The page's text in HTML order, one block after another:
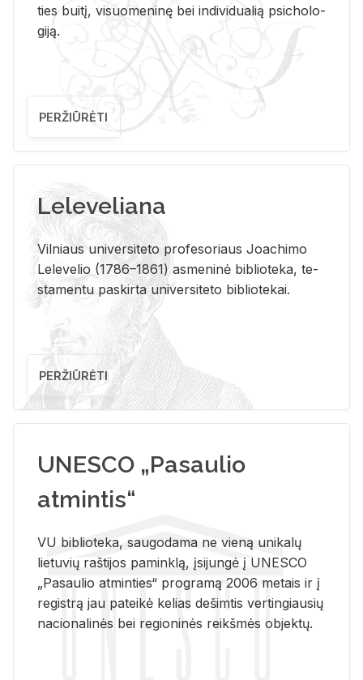
ties bui­tį, vi­suo­me­ni­nę bei in­di­vi­dua­lią psi­cho­lo­
gi­ją.
PERŽIŪRĖTI
Leleveliana
Vil­niaus uni­ver­si­te­to pro­fe­so­riaus Jo­a­chi­mo
Le­le­ve­lio (1786–1861) as­me­ni­nė bi­b­lio­te­ka, te­
sta­men­tu pa­skir­ta uni­ver­si­te­to bi­b­lio­te­kai.
PERŽIŪRĖTI
UNESCO „Pasaulio
atmintis“
VU biblioteka, saugodama ne vieną unikalų
lietuvių raštijos paminklą, įsijungė į UNESCO
„Pasaulio atminties“ programą 2006 metais ir į
registrą jau pateikė kelias dešimtis vertingiausių
nacionalinės bei regioninės reikšmės objektų.